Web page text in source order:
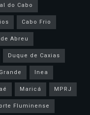
do Cabo
Cabo Frio
Abreu
Duque de Caxias
Inea
Maricá
MPRJ
Fluminense